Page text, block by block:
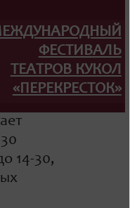
ФЕСТИВАЛЬ
ТЕАТРОВ КУКОЛ
«ПЕРЕКРЕСТОК»
14-30,